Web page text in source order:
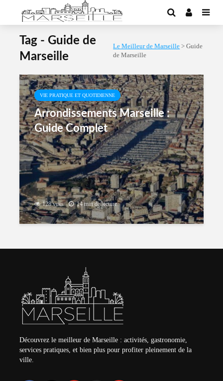
Tag - Guide de
Marseille
Le Meilleur de Marseille >Guide
de Marseille
VIE PRATIQUE ET QUOTIDIENNE
Arrondissements Marseille :
Guide Complet
128 vues 14 min de lecture
Découvrez le meilleur de Marseille : activités, gastronomie,
services pratiques, et bien plus pour profiter pleinement de la
ville.